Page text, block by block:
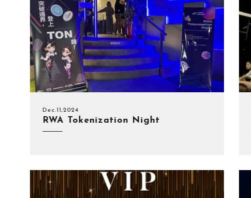
Dec.11,2024
RWA Tokenization Night